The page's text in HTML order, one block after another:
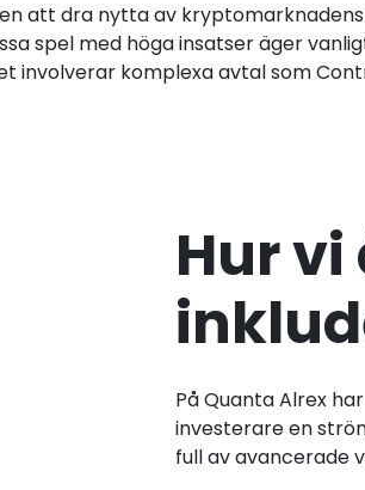
att dra nytta av
spel med höga insatser äger
involverar komplexa avtal som
Hur
På Quanta Alrex
investerare en
full av avancerade